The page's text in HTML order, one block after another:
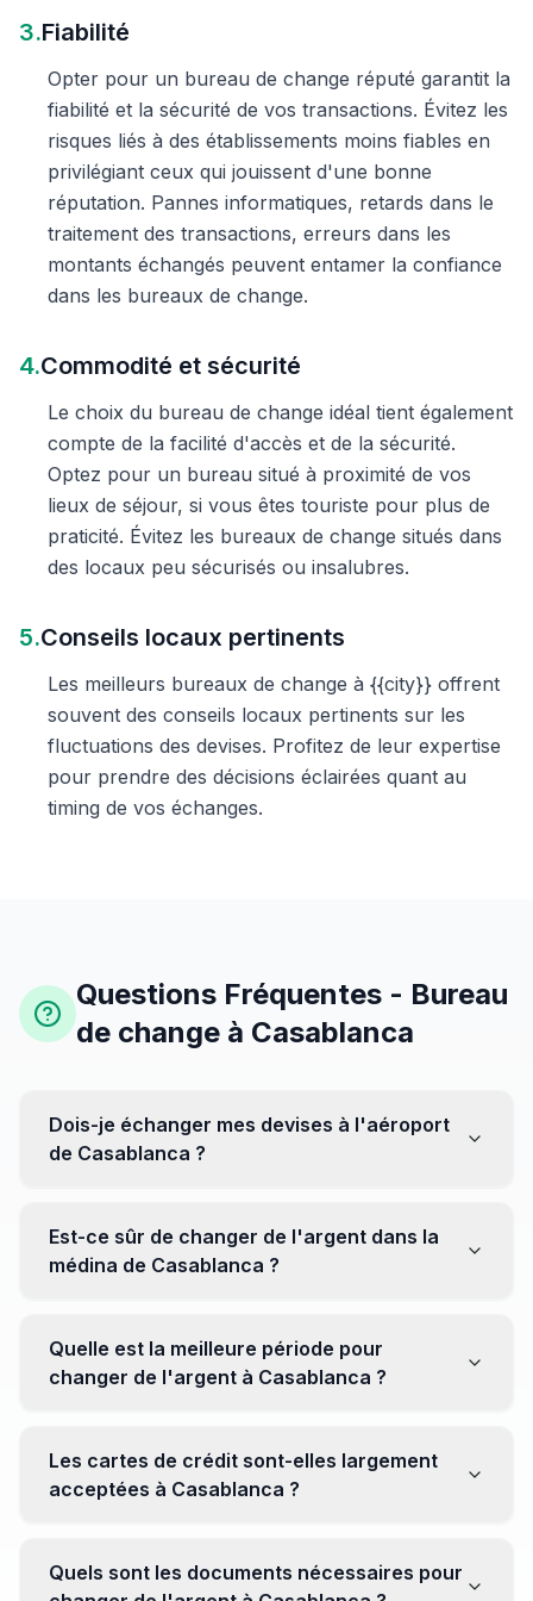
3.Fiabilité
Opter pour un bureau de change réputé garantit la
fiabilité et la sécurité de vos transactions. Évitez les
risques liés à des établissements moins fiables en
privilégiant ceux qui jouissent d'une bonne
réputation. Pannes informatiques, retards dans le
traitement des transactions, erreurs dans les
montants échangés peuvent entamer la confiance
dans les bureaux de change.
4.Commodité et sécurité
Le choix du bureau de change idéal tient également
compte de la facilité d'accès et de la sécurité.
Optez pour un bureau situé à proximité de vos
lieux de séjour, si vous êtes touriste pour plus de
praticité. Évitez les bureaux de change situés dans
des locaux peu sécurisés ou insalubres.
5.Conseils locaux pertinents
Les meilleurs bureaux de change à {{city}} offrent
souvent des conseils locaux pertinents sur les
fluctuations des devises. Profitez de leur expertise
pour prendre des décisions éclairées quant au
timing de vos échanges.
Questions Fréquentes - Bureau
de change à Casablanca
Dois-je échanger mes devises à l'aéroport
de Casablanca ?
être moins avantageux. Orientez-vous plutôt vers les
bureaux de change en ville pour obtenir de meilleurs
Est-ce sûr de changer de l'argent dans la
médina de Casablanca ?
établissements réputés pour éviter les surprises.
Quelle est la meilleure période pour
changer de l'argent à Casablanca ?
soyez attentif aux fluctuations pour maximiser la valeur
de vos devises.
Les cartes de crédit sont-elles largement
acceptées à Casablanca ?
Cependant, avoir un peu de monnaie locale peut être
Quels sont les documents nécessaires pour